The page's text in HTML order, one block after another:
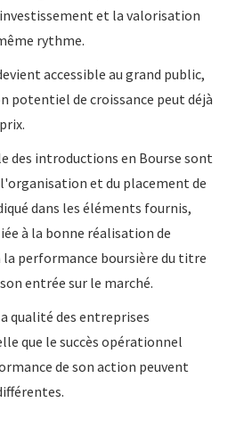
et la valorisation
rythme.
accessible au grand public,
potentiel de croissance peut déjà
des introductions en Bourse sont
et du placement de
dans les éléments fournis,
à la bonne réalisation de
performance boursière du titre
entrée sur le marché.
qualité des entreprises
que le succès opérationnel
de son action peuvent